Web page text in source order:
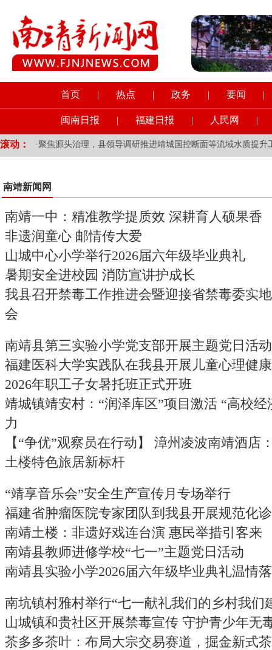
首页 | 热点 | 政务 | 要闻 |
闽南日报 | 福建日报 | 人民网 |
滚动： ·聚焦源头治理，县领导调研推进靖城国控断面等流域水质提升
·倾力延时服务，不负课后时光——龙山南蔗小学开展课后服务
南靖新闻网
南靖一中：精准教学提质效 深耕育人硕果香
非遗润童心 邮情传大爱
山城中心小学举行2026届六年级毕业典礼
暑期安全进校园 消防宣讲护成长
我县召开禁毒工作推进会暨迎接省禁毒委实
会
南靖县第三实验小学党支部开展主题党日活动
福建医科大学实践队在我县开展儿童心理健
2026年职工子女暑托班正式开班
靖城镇靖安村：“润泽库区”项目激活 “高校
力
【“争优”观察员在行动】 漳州凌波南靖酒店
土楼特色旅居新标杆
“靖享音乐会”安全生产宣传月专场举行
福建省肿瘤医院专家团队到我县开展规范化
南靖土楼：非遗好戏连台演 惠民举措引客来
南靖县教师进修学校“七一”主题党日活动
南靖县实验小学2026届六年级毕业典礼温情
南坑镇村雅村举行“七一献礼我们的乡村我们
山城镇和贵社区开展禁毒宣传 守护青少年无
茶多多茶叶：布局大宗交易赛道，掘金新式